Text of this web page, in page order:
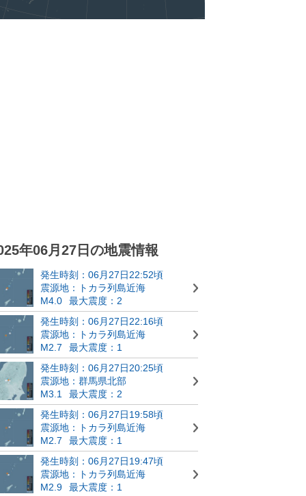
年06月27日の地震情報
発生時刻：06月27日22:52頃
震源地：トカラ列島近海
M4.0
最大震度：2
発生時刻：06月27日22:16頃
震源地：トカラ列島近海
M2.7
最大震度：1
発生時刻：06月27日20:25頃
震源地：群馬県北部
M3.1
最大震度：2
発生時刻：06月27日19:58頃
震源地：トカラ列島近海
M2.7
最大震度：1
発生時刻：06月27日19:47頃
震源地：トカラ列島近海
M2.9
最大震度：1